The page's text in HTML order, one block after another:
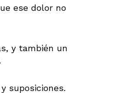
ese dolor no
y también un
suposiciones.